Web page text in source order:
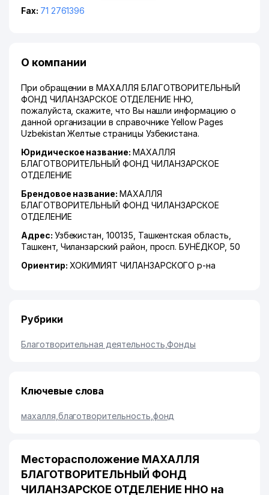
Fax: 71 2761396
О компании
При обращении в МАХАЛЛЯ БЛАГОТВОРИТЕЛЬНЫЙ
ФОНД ЧИЛАНЗАРСКОЕ ОТДЕЛЕНИЕ ННО,
пожалуйста, скажите, что Вы нашли информацию о
данной организации в справочнике Yellow Pages
Uzbekistan Желтые страницы Узбекистана.
Юридическое название: МАХАЛЛЯ
БЛАГОТВОРИТЕЛЬНЫЙ ФОНД ЧИЛАНЗАРСКОЕ
ОТДЕЛЕНИЕ
Брендовое название: МАХАЛЛЯ
БЛАГОТВОРИТЕЛЬНЫЙ ФОНД ЧИЛАНЗАРСКОЕ
ОТДЕЛЕНИЕ
Адрес: Узбекистан, 100135, Ташкентская область
Ташкент, Чиланзарский район просп. БУНЁДКОР, 50
Ориентир: ХОКИМИЯТ ЧИЛАНЗАРСКОГО р-на
Рубрики
Благотворительная деятельность ,Фонды
Ключевые слова
махалля благотворительность фонд
Месторасположение МАХАЛЛЯ
БЛАГОТВОРИТЕЛЬНЫЙ ФОНД
ЧИЛАНЗАРСКОЕ ОТДЕЛЕНИЕ ННО на